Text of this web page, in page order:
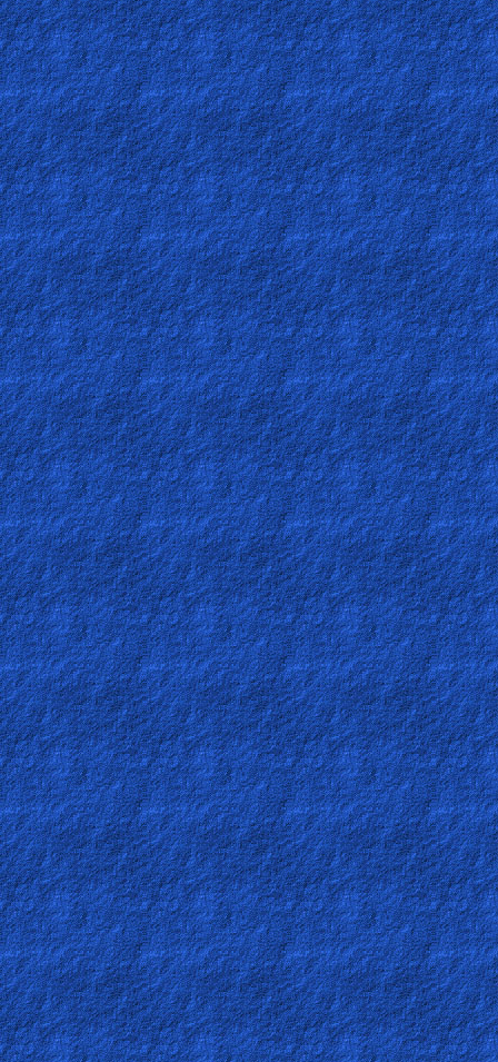
Revelations
Testimonies
Evangelism
Documentaries
Islam
Other
Other
Languages
Contact/Feedback/Donate
Follow
us
Social
Media
PDF
Books
Random
Video
Ask